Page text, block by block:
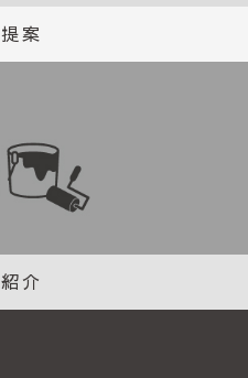
案
介